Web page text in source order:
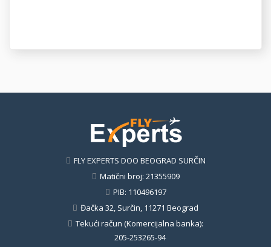
FLY EXPERTS DOO BEOGRAD SURČIN
Matični broj: 21355909
PIB: 110496197
Đačka 32, Surčin, 11271 Beograd
Tekući račun (Komercijalna banka):
205-253265-94